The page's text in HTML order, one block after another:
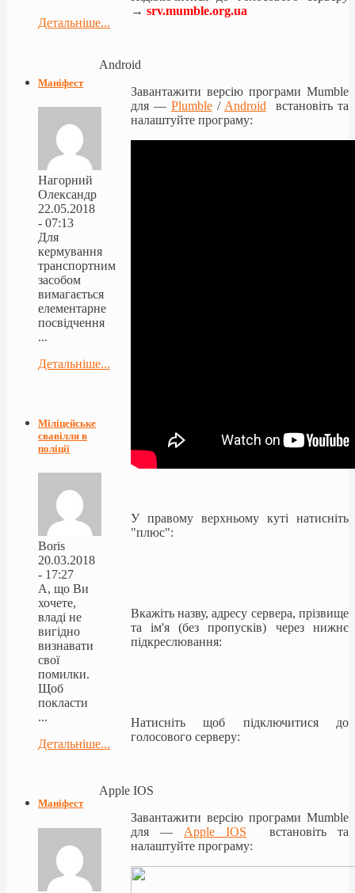
→ srv.mumble.org.ua
Android
Завантажити версію програми Mumble
для — Plumble/ Android встановіть та
налаштуйте програму:
У правому верхньому куті натисніть
"плюс":
Вкажіть назву, адресу сервера, прізвище
та ім'я (без пропусків) через нижнє
підкреслювання:
Натисніть щоб підключитися до
голосового серверу:
Apple IOS
Завантажити версію програми Mumble
для — Apple IOS встановіть та
налаштуйте програму:
Детальніше...
Маніфест
Нагорний
Олександр
22.05.2018
- 07:13
Для
кермування
транспортним
засобом
вимагається
елементарне
посвідчення
...
Детальніше...
Міліцейське
свавілля в
поліції
Boris
20.03.2018
- 17:27
А, що Ви
хочете,
владі не
вигідно
визнавати
свої
помилки.
Щоб
покласти
...
Детальніше...
Маніфест